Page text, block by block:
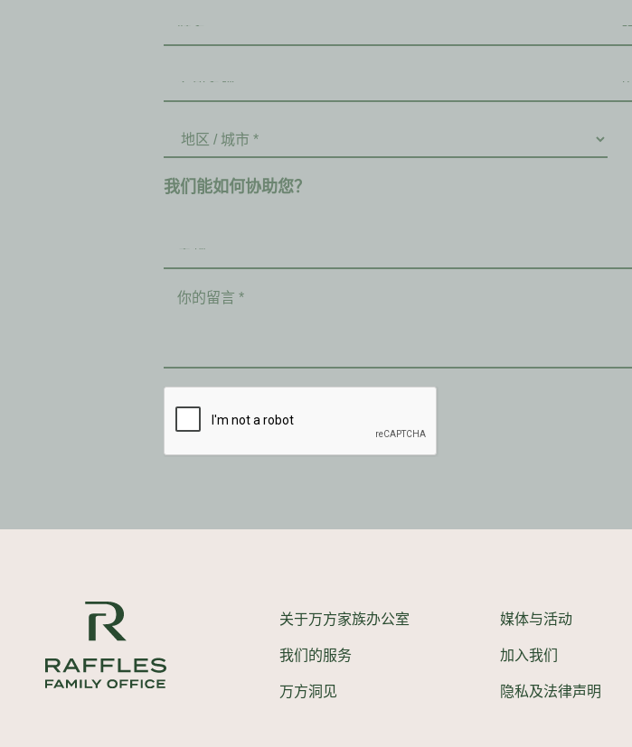
我们能如何协助您？
关于万方家族办公室
我们的服务
万方洞见
媒体与活动
加入我们
隐私及法律声明